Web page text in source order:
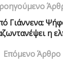
Γιάννενα:
η
Επόμενο Άρθρο